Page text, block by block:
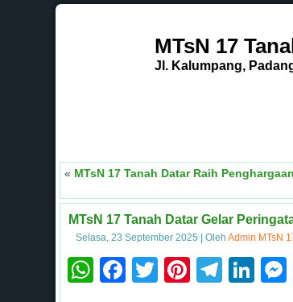
MTsN 17
Jl. Kalumpang,
« MTsN 17 Tanah Datar Raih
MTsN 17 Tanah Datar Gelar
Selasa, 23 September 2025 Oleh Admin MTsN
WhatsApp
Facebook
Twitter